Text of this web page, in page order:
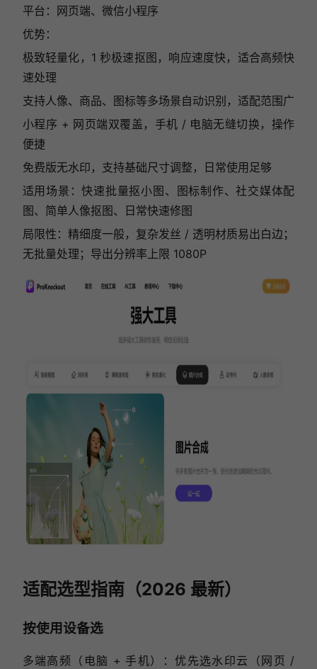
平台：网页端、微信小程序
优势：
极致轻量化，1 秒极速抠图，响应速度快，适合高频快
速处理
支持人像、商品、图标等多场景自动识别，适配范围广
小程序 + 网页端双覆盖，手机 / 电脑无缝切换，操作
便捷
免费版无水印，支持基础尺寸调整，日常使用足够
适用场景：快速批量抠小图、图标制作、社交媒体配
图、简单人像抠图、日常快速修图
局限性：精细度一般，复杂发丝 / 透明材质易出白边；
无批量处理；导出分辨率上限 1080P
适配选型指南（2026 最新）
按使用设备选
多端高频（电脑 + 手机）：优先选水印云（网页 /